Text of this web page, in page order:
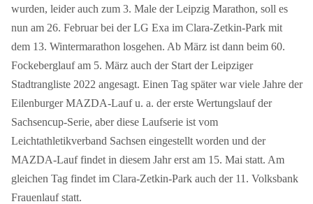
Anfahrt
Kontakt
wurden, leider auch zum 3. Male der Leipzig Marathon, soll es
nun am 26. Februar bei der LG Exa im Clara-Zetkin-Park mit
dem 13. Wintermarathon losgehen. Ab März ist dann beim 60.
Fockeberglauf am 5. März auch der Start der Leipziger
Stadtrangliste 2022 angesagt. Einen Tag später war viele Jahre der
Eilenburger MAZDA-Lauf u. a. der erste Wertungslauf der
Sachsencup-Serie, aber diese Laufserie ist vom
Leichtathletikverband Sachsen eingestellt worden und der
MAZDA-Lauf findet in diesem Jahr erst am 15. Mai statt. Am
gleichen Tag findet im Clara-Zetkin-Park auch der 11. Volksbank
Frauenlauf statt.